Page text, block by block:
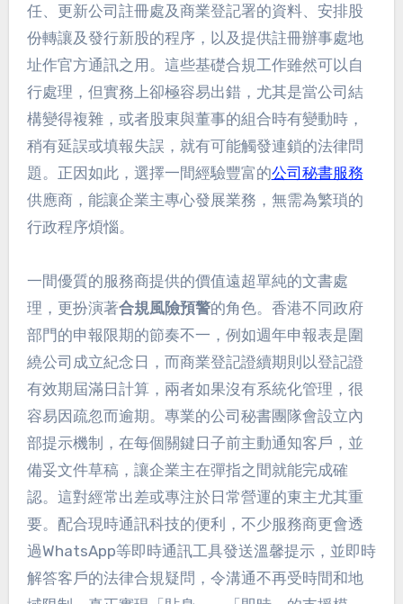
任、更新公司註冊處及商業登記署的資料、安排股
份轉讓及發行新股的程序，以及提供註冊辦事處地
址作官方通訊之用。這些基礎合規工作雖然可以自
行處理，但實務上卻極容易出錯，尤其是當公司結
構變得複雜，或者股東與董事的組合時有變動時，
稍有延誤或填報失誤，就有可能觸發連鎖的法律問
題。正因如此，選擇一間經驗豐富的公司秘書服務
供應商，能讓企業主專心發展業務，無需為繁瑣的
行政程序煩惱。
一間優質的服務商提供的價值遠超單純的文書處
理，更扮演著合規風險預警的角色。香港不同政府
部門的申報限期的節奏不一，例如週年申報表是圍
繞公司成立紀念日，而商業登記證續期則以登記證
有效期屆滿日計算，兩者如果沒有系統化管理，很
容易因疏忽而逾期。專業的公司秘書團隊會設立內
部提示機制，在每個關鍵日子前主動通知客戶，並
備妥文件草稿，讓企業主在彈指之間就能完成確
認。這對經常出差或專注於日常營運的東主尤其重
要。配合現時通訊科技的便利，不少服務商更會透
過WhatsApp等即時通訊工具發送溫馨提示，並即時
解答客戶的法律合規疑問，令溝通不再受時間和地